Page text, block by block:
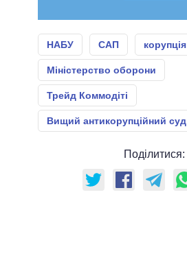
НАБУ САП корупція
Міністерство оборони
Трейд Коммодіті
Вищий антикорупційний суд
Поділитися: